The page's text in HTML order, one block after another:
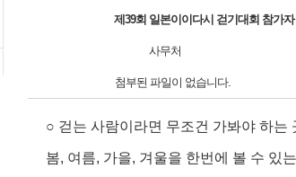
제39회 일본이이다시 걷기대회 참가
사무처
첨부된 파일이 없습니다.
○ 걷는 사람이라면 무조건 가봐야 하는
봄, 여름, 가을, 겨울을 한번에 볼 수 있